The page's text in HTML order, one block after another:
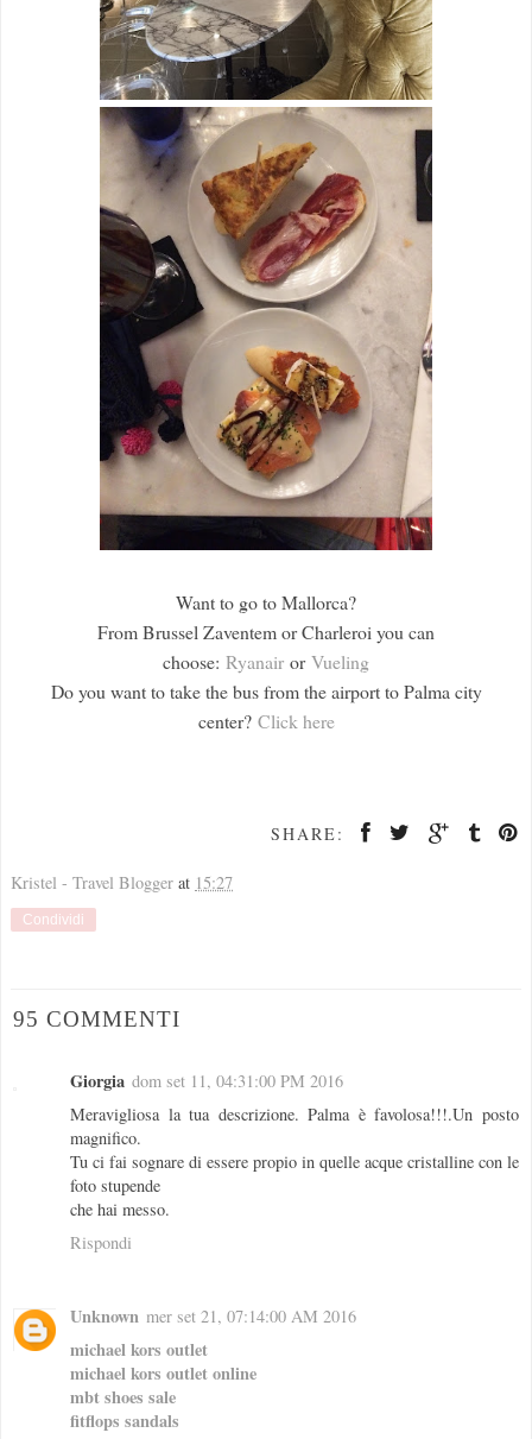
Want to go to Mallorca?
From Brussel Zaventem or Charleroi you can
choose: Ryanair orVueling
Do you want to take the bus from the airport to Palma city
center? Click here
SHARE:
Kristel - Travel Blogger at 15:27
Condividi
95 COMMENTI
Giorgia dom set 11, 04:31:00 PM 2016
Meravigliosa la tua descrizione. Palma è favolosa!!!.Un posto
magnifico.
Tu ci fai sognare di essere propio in quelle acque cristalline con le
foto stupende
che hai messo.
Rispondi
Unknown mer set 21, 07:14:00 AM 2016
michael kors outlet
michael kors outlet online
mbt shoes sale
fitflops sandals